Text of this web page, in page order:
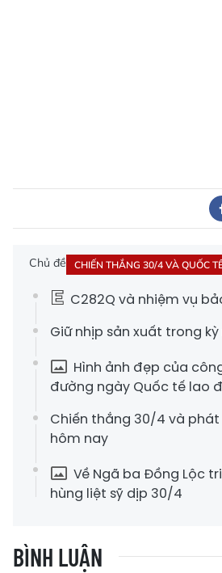
Chủ đề CHIẾN THẮNG 30/4 VÀ QUỐC
C282Q và nhiệm vụ
Giữ nhịp sản xuất trong
Hình ảnh đẹp của
đường ngày Quốc tế lao
Chiến thắng 30/4 và
hôm nay
Về Ngã ba Đồng Lộc
hùng liệt sỹ dịp 30/4
BÌNH LUẬN